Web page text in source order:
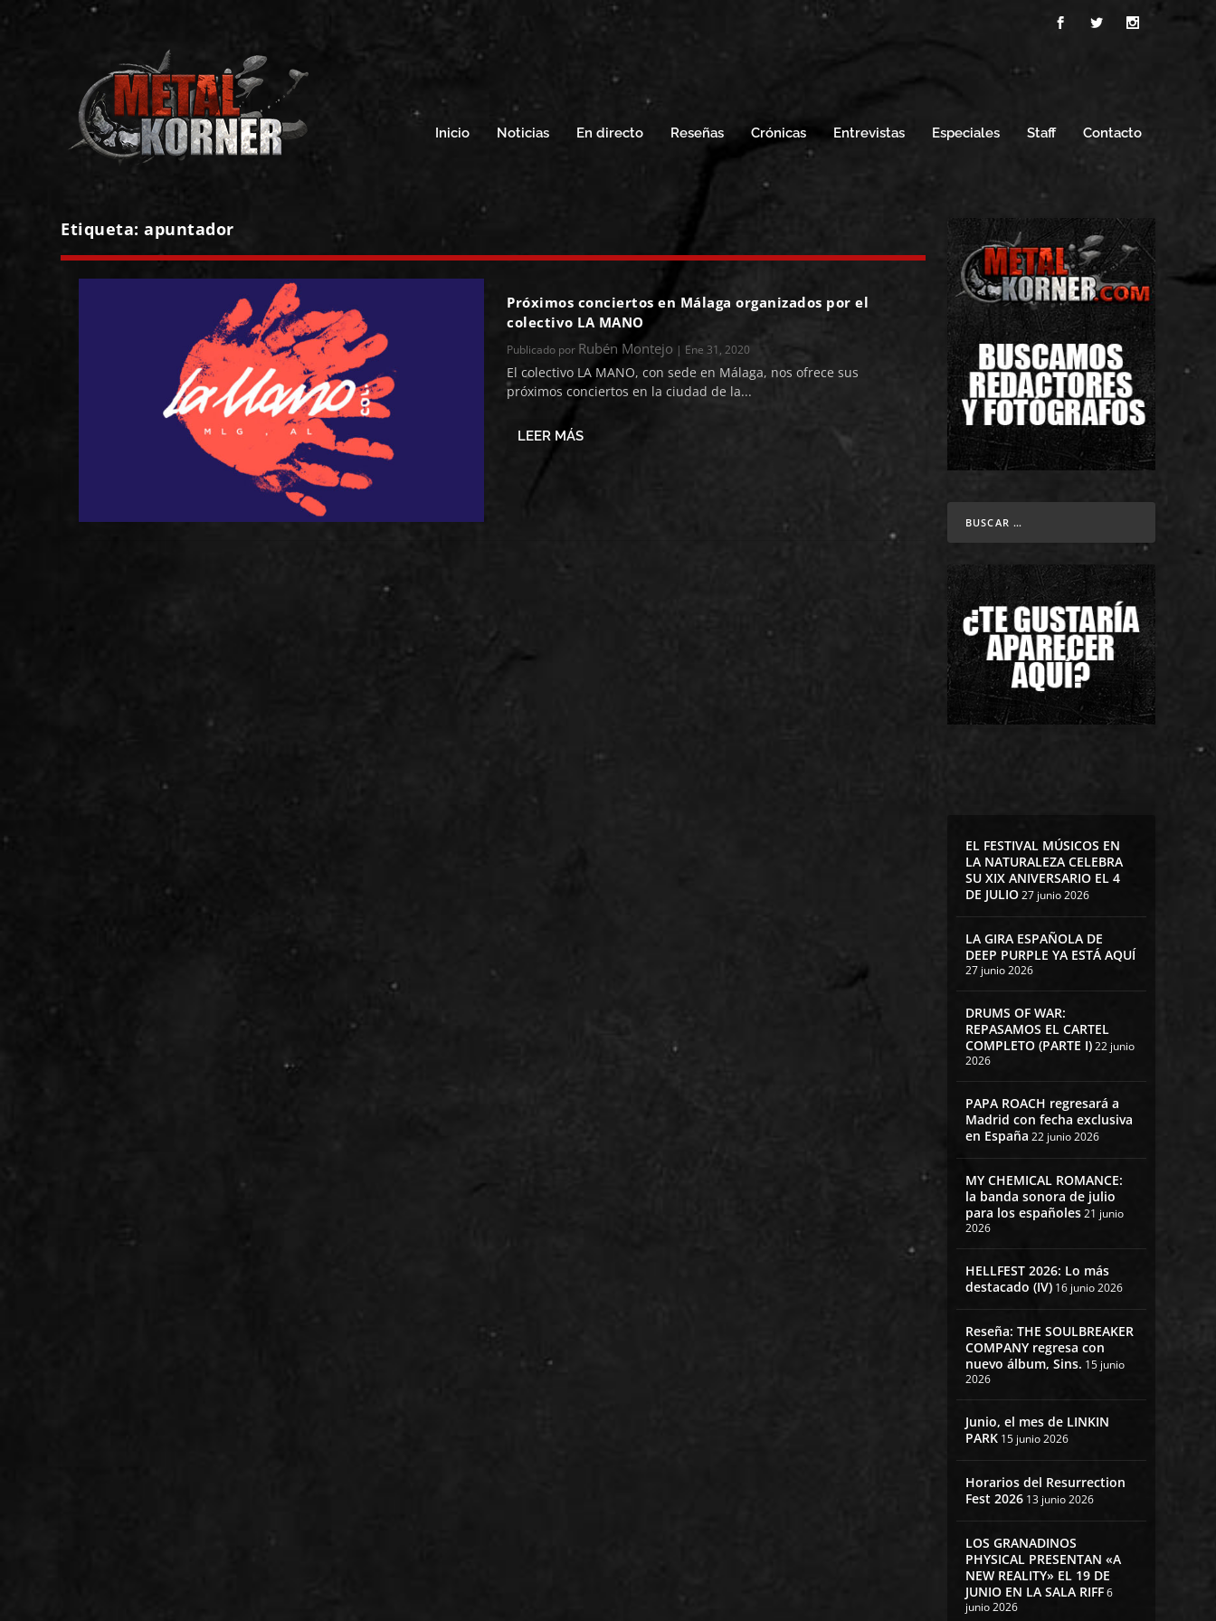
Inicio Noticias En directo Reseñas Crónicas Entrevistas Especiales Staff Contacto
Etiqueta:apuntador
Próximos conciertos en Málaga organizados por el
colectivo LA MANO
Publicado por Rubén Montejo | Ene 31, 2020
El colectivo LA MANO, con sede en Málaga, nos ofrece sus
próximos conciertos en la ciudad de la...
LEER MÁS
EL FESTIVAL MÚSICOS EN
LA NATURALEZA CELEBRA
SU XIX ANIVERSARIO EL 4
DE JULIO27 junio 2026
LA GIRA ESPAÑOLA DE
DEEP PURPLE YA ESTÁ AQUÍ
27 junio 2026
DRUMS OF WAR:
REPASAMOS EL CARTEL
COMPLETO (PARTE I)22 junio
2026
PAPA ROACH regresará a
Madrid con fecha exclusiva
en España 22 junio 2026
MY CHEMICAL ROMANCE:
la banda sonora de julio
para los españoles21 junio
2026
HELLFEST 2026: Lo más
destacado (IV) 16 junio 2026
Reseña: THE SOULBREAKER
COMPANY regresa con
nuevo álbum, Sins. 15 junio
2026
Junio, el mes de LINKIN
PARK 15 junio 2026
Horarios del Resurrection
Fest 2026 13 junio 2026
LOS GRANADINOS
PHYSICAL PRESENTAN «A
NEW REALITY» EL 19 DE
JUNIO EN LA SALA RIFF6
junio 2026